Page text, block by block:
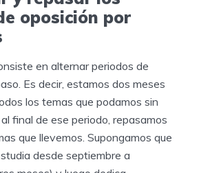
oposición por
en alternar periodos de
Es decir, estamos dos meses
los temas que podamos sin
final de ese periodo, repasamos
que llevemos. Supongamos que
desde septiembre a